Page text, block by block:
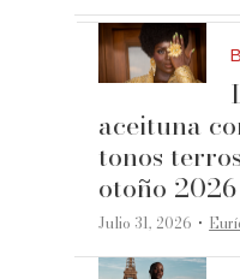
aceituna
tonos
otoño 2026
Julio 31, 2026 ·